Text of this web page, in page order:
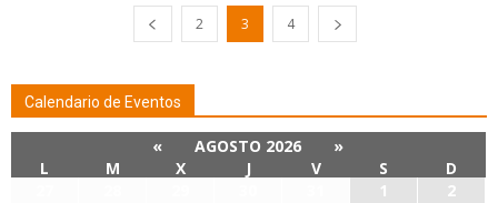
2 3 4
Calendario de Eventos
« AGOSTO 2026
»
L
M X J V S
D
1
2